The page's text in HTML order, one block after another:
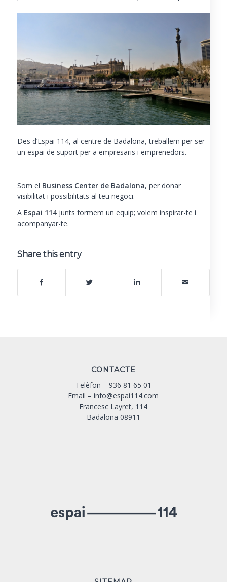
Des d’Espai 114, al centre de Badalona, treballem per ser
un espai de suport per a empresaris i emprenedors.
Som el Business Center de Badalona, per donar
visibilitat i possibilitats al teu negoci.
A Espai 114junts formem un equip; volem inspirar-te i
acompanyar-te.
Share this entry
CONTACTE
Telèfon – 936 81 65 01
Email –info@espai114.com
Francesc Layret, 114
Badalona 08911